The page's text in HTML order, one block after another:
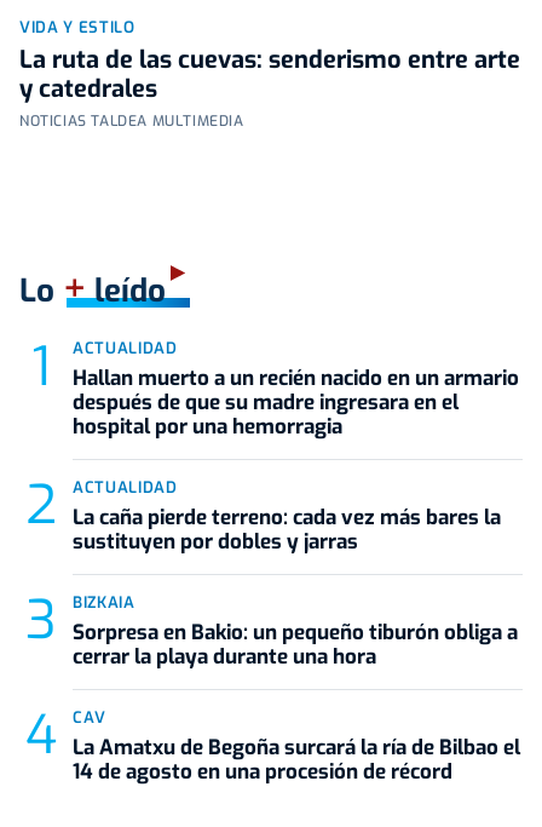
VIDA Y ESTILO
La ruta de las cuevas: senderismo entre arte
y catedrales
NOTICIAS TALDEA MULTIMEDIA
Lo +leído
ACTUALIDAD
Hallan muerto a un recién nacido en un armario
después de que su madre ingresara en el
hospital por una hemorragia
ACTUALIDAD
La caña pierde terreno: cada vez más bares la
sustituyen por dobles y jarras
BIZKAIA
Sorpresa en Bakio: un pequeño tiburón obliga a
cerrar la playa durante una hora
CAV
La Amatxu de Begoña surcará la ría de Bilbao el
14 de agosto en una procesión de récord